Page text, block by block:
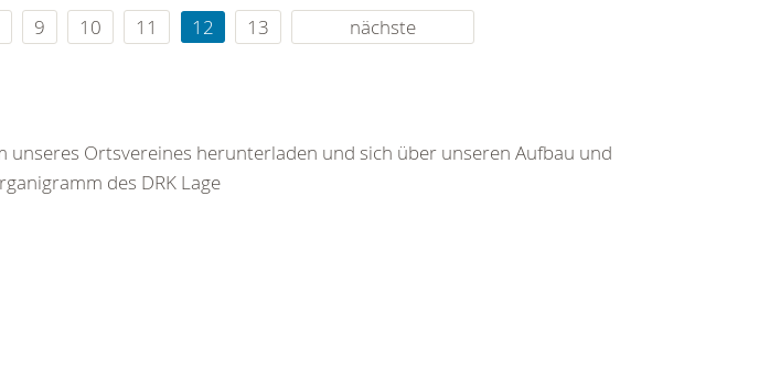
9 10 11 12 13 nächste
unseres Ortsvereines herunterladen und sich über unseren Aufbau und
des DRK Lage